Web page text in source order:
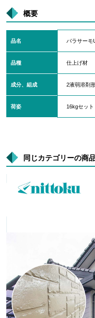
概要
品名 パラサーモ
品種 仕上げ材
成分、組成 2液弱溶剤
荷姿 16kgセット
同じカテゴリーの商